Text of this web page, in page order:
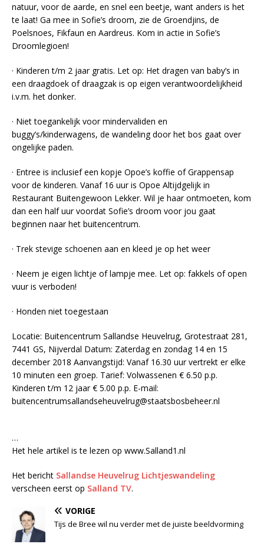
natuur, voor de aarde, en snel een beetje, want anders is het
te laat! Ga mee in Sofie’s droom, zie de Groendjins, de
Poelsnoes, Fikfaun en Aardreus. Kom in actie in Sofie’s
Droomlegioen!
· Kinderen t/m 2 jaar gratis. Let op: Het dragen van baby’s in
een draagdoek of draagzak is op eigen verantwoordelijkheid
i.v.m. het donker.
· Niet toegankelijk voor mindervaliden en
buggy’s/kinderwagens, de wandeling door het bos gaat over
ongelijke paden.
· Entree is inclusief een kopje Opoe’s koffie of Grappensap
voor de kinderen. Vanaf 16 uur is Opoe Altijdgelijk in
Restaurant Buitengewoon Lekker. Wil je haar ontmoeten, kom
dan een half uur voordat Sofie’s droom voor jou gaat
beginnen naar het buitencentrum.
· Trek stevige schoenen aan en kleed je op het weer
· Neem je eigen lichtje of lampje mee. Let op: fakkels of open
vuur is verboden!
· Honden niet toegestaan
Locatie: Buitencentrum Sallandse Heuvelrug, Grotestraat 281,
7441 GS, Nijverdal Datum: Zaterdag en zondag 14 en 15
december 2018 Aanvangstijd: Vanaf 16.30 uur vertrekt er elke
10 minuten een groep. Tarief: Volwassenen € 6.50 p.p.
Kinderen t/m 12 jaar € 5.00 p.p. E-mail:
buitencentrumsallandseheuvelrug@staatsbosbeheer.nl
…
Het hele artikel is te lezen op www.Salland1.nl
Het bericht Sallandse Heuvelrug Lichtjeswandeling
verscheen eerst op Salland TV.
VORIGE
Tijs de Bree wil nu verder met de juiste beeldvorming